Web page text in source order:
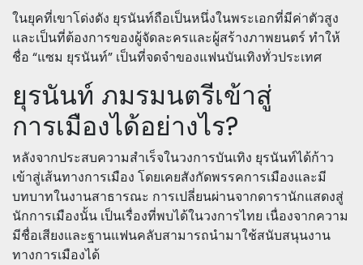
ในยุคที่เขาโด่งดัง ยุรนันท์ถือเป็นหนึ่งในพระเอกที่มีค่าตัวสูง
และเป็นที่ต้องการของผู้จัดละครและผู้สร้างภาพยนตร์ ทำให้
ชื่อ “แซม ยุรนันท์” เป็นที่จดจำของแฟนบันเทิงทั่วประเทศ
ยุรนันท์ ภมรมนตรีเข้าสู่
การเมืองได้อย่างไร?
หลังจากประสบความสำเร็จในวงการบันเทิง ยุรนันท์ได้ก้าว
เข้าสู่เส้นทางการเมือง โดยเคยสังกัดพรรคการเมืองและมี
บทบาทในงานสาธารณะ การเปลี่ยนผ่านจากดารานักแสดงสู่
นักการเมืองนั้น เป็นเรื่องที่พบได้ในวงการไทย เนื่องจากความ
มีชื่อเสียงและฐานแฟนคลับสามารถนำมาใช้สนับสนุนงาน
ทางการเมืองได้